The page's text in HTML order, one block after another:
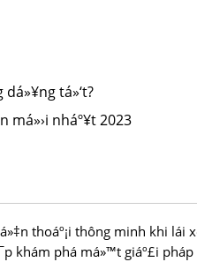
tá»‘t?
má»›i nháº¥t 2023
thoáº¡i thông minh khi lái
khám phá má»™t giáº£i pháp